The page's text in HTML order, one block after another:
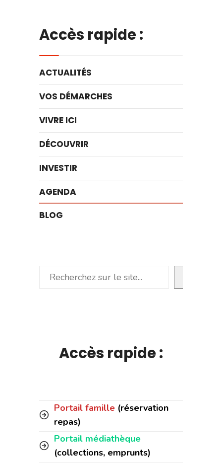
Accès rapide :
ACTUALITÉS
VOS DÉMARCHES
VIVRE ICI
DÉCOUVRIR
INVESTIR
AGENDA
BLOG
Rechercher
Accès rapide :
Portail famille (réservation
repas)
Portail médiathèque
(collections, emprunts)